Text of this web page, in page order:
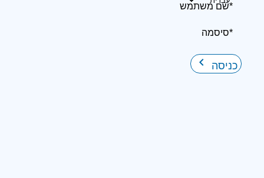
*שם משתמש
*סיסמה
כניסה keyboard_arrow_right